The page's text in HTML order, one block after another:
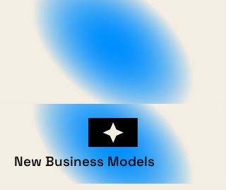
New Business Models